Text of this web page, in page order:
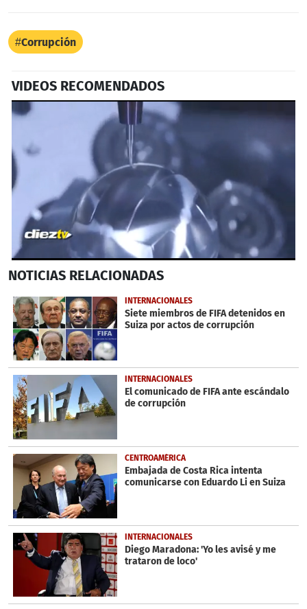
Corrupción
VIDEOS RECOMENDADOS
seconds
1
minute,
4
seconds
NOTICIAS RELACIONADAS
INTERNACIONALES
Siete miembros de FIFA detenidos en
Suiza por actos de corrupción
INTERNACIONALES
El comunicado de FIFA ante escándalo
de corrupción
CENTROAMÉRICA
Embajada de Costa Rica intenta
comunicarse con Eduardo Li en Suiza
INTERNACIONALES
Diego Maradona: 'Yo les avisé y me
trataron de loco'